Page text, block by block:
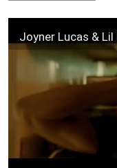
Joyner Lucas & Lil